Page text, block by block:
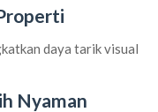
daya tarik visual
Nyaman